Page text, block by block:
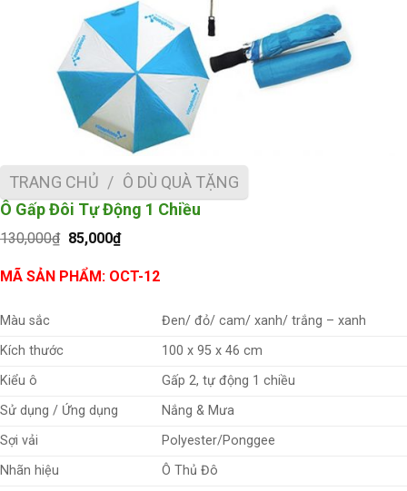
TRANG CHỦ / Ô DÙ QUÀ TẶNG
Ô Gấp Đôi Tự Động 1 Chiều
130,000₫ Giá
gốc
là:
130,000₫.
85,000₫Giá
hiện
tại
là:
MÃ SẢN PHẨM: OCT-12
Màu sắc
Đen/ đỏ/ cam/ xanh/ trắng – xanh
Kích thước
100 x 95 x 46 cm
Kiểu ô
Gấp 2, tự động 1 chiều
Sử dụng / Ứng dụng
Nắng & Mưa
Sợi vải
Polyester/Ponggee
Nhãn hiệu
Ô Thủ Đô